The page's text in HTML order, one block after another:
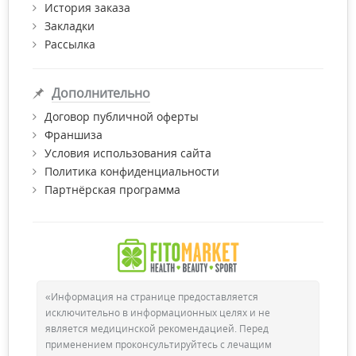
все необходимые сертификаты качества.
История заказа
Закладки
Рассылка
Дополнительно
Договор публичной оферты
Франшиза
Условия использования сайта
Политика конфиденциальности
Партнёрская программа
«Информация на странице предоставляется
исключительно в информационных целях и не
является медицинской рекомендацией. Перед
применением проконсультируйтесь с лечащим